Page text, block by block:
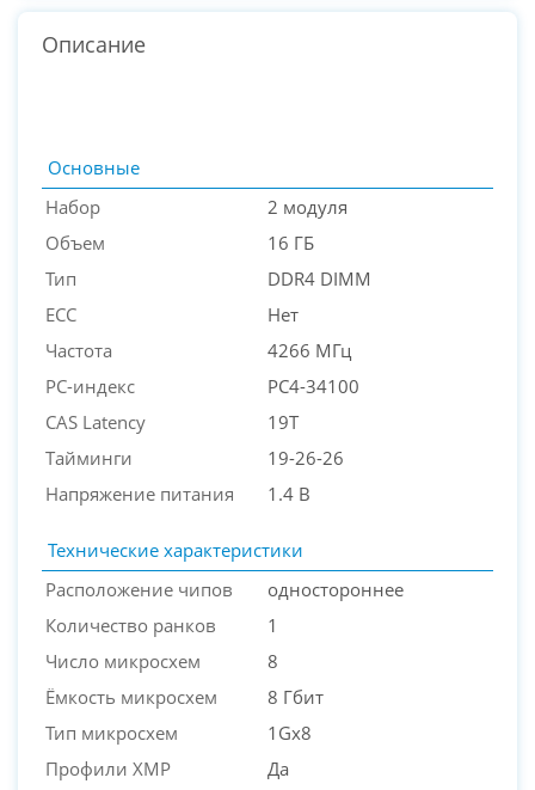
Описание
Основные
Набор
2 модуля
Объем
16 ГБ
Тип
DDR4 DIMM
ECC
Нет
Частота
4266 МГц
PC-индекс
PC4-34100
CAS Latency
19T
Тайминги
19-26-26
Напряжение питания
1.4 В
Технические характеристики
Расположение чипов
одностороннее
Количество ранков
1
Число микросхем
8
Ёмкость микросхем
8 Гбит
Тип микросхем
1Gx8
Профили XMP
Да